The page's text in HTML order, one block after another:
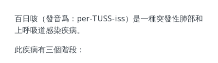
百日咳（發音爲：per-TUSS-iss）是一種突發性肺部和
上呼吸道感染疾病。
此疾病有三個階段：